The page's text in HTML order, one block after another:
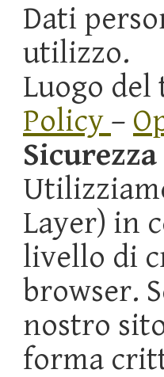
Dati
utilizzo.
Luogo
Policy –
Layer) in
livello di
browser.
nostro
forma